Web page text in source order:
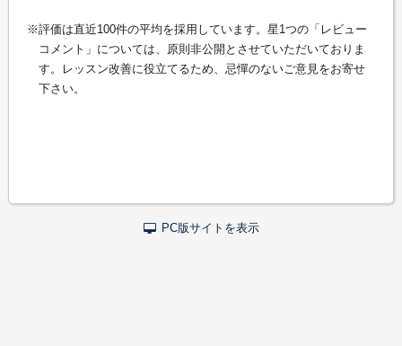
評価は直近100件の平均を採用しています。星1つの「レビュー
コメント」については、原則非公開とさせていただいておりま
す。レッスン改善に役立てるため、忌憚のないご意見をお寄せ
下さい。
PC版サイトを表示